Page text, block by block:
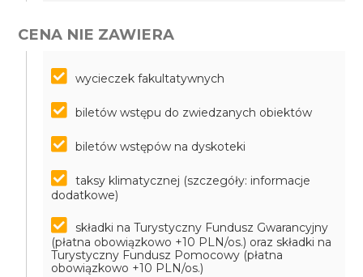
CENA NIE ZAWIERA
wycieczek fakultatywnych
biletów wstępu do zwiedzanych obiektów
biletów wstępów na dyskoteki
taksy klimatycznej (szczegóły: informacje
dodatkowe)
składki na Turystyczny Fundusz Gwarancyjny
(płatna obowiązkowo +10 PLN/os.) oraz składki na
Turystyczny Fundusz Pomocowy (płatna
obowiązkowo +10 PLN/os.)